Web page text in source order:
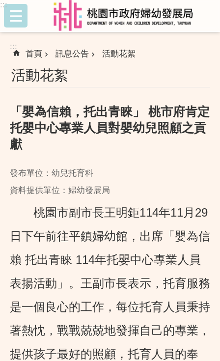
跳到主要內容區塊
:::
:::
首頁 訊息公告 活動花絮
活動花絮
「嬰為信賴，托出青睞」 桃市府肯定
托嬰中心專業人員對嬰幼兒照顧之貢
獻
發布單位：幼兒托育科
資料提供單位：婦幼發展局
桃園市副市長王明鉅114年11月29
日下午前往平鎮婦幼館，出席「嬰為信
賴 托出青睞 114年托嬰中心專業人員
表揚活動」。王副市長表示，托育服務
是一個良心的工作，每位托育人員秉持
著熱忱，戰戰兢兢地發揮自己的專業，
提供孩子最好的照顧，托育人員的奉